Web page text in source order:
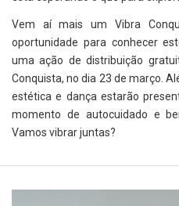
Vem aí mais um Vibra
oportunidade para conhecer
uma ação de distribuição
Conquista, no dia 23 de março.
estética e dança estarão
momento de autocuidado e
Vamos vibrar juntas?